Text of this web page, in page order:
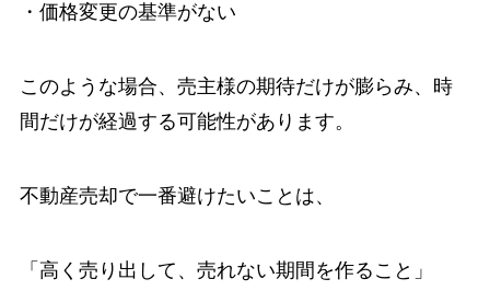
・価格変更の基準がない
このような場合、売主様の期待だけが膨らみ、時
間だけが経過する可能性があります。
不動産売却で一番避けたいことは、
「高く売り出して、売れない期間を作ること」